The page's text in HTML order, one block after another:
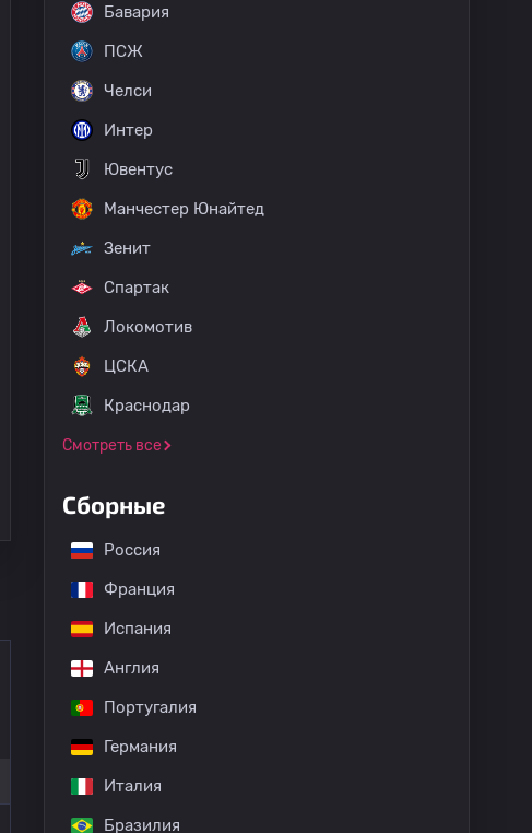
Бавария
ПСЖ
Челси
Интер
Ювентус
Манчестер Юнайтед
Зенит
Спартак
Локомотив
ЦСКА
Краснодар
Смотреть все
Сборные
Россия
Франция
Испания
Англия
Португалия
Германия
Италия
Бразилия